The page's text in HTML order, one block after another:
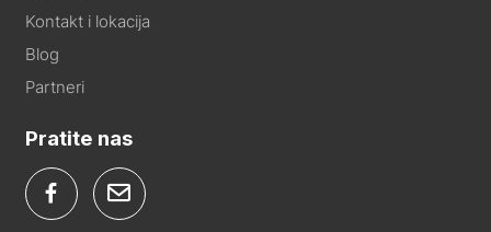
Kontakt i lokacija
Blog
Partneri
Pratite nas